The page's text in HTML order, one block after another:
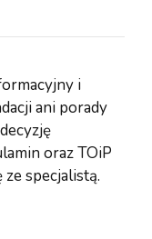
i
ani porady
oraz TOiP
specjalistą.